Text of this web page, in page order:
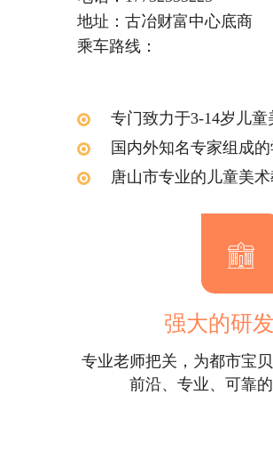
地址：古冶财富中心底商
乘车路线：
专门致力于3-14岁儿
国内外知名专家组成
唐山市专业的儿童美
强大的研
专业老师把关，为都市宝
前沿、专业、可靠的